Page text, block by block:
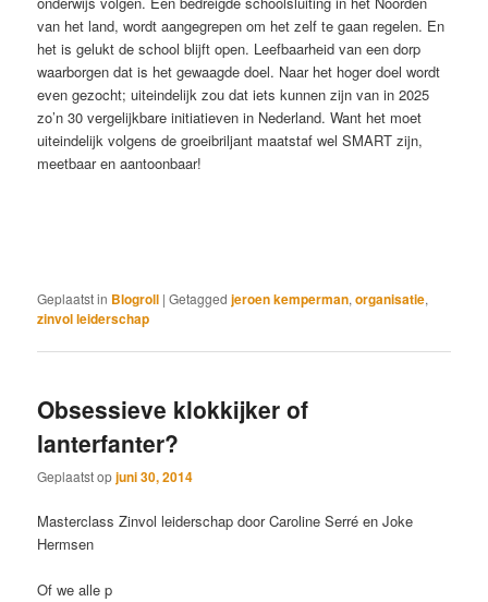
van het land, wordt aangegrepen om het zelf te gaan regelen. En
het is gelukt de school blijft open. Leefbaarheid van een dorp
waarborgen dat is het gewaagde doel. Naar het hoger doel wordt
even gezocht; uiteindelijk zou dat iets kunnen zijn van in 2025
zo’n 30 vergelijkbare initiatieven in Nederland. Want het moet
uiteindelijk volgens de groeibriljant maatstaf wel SMART zijn,
meetbaar en aantoonbaar!
Geplaatst in Blogroll |Getagged jeroen kemperman,organisatie,
zinvol leiderschap
Obsessieve klokkijker of
lanterfanter?
Geplaatst opjuni 30, 2014
Masterclass Zinvol leiderschap door Caroline Serré en Joke
Hermsen
Of we alle p